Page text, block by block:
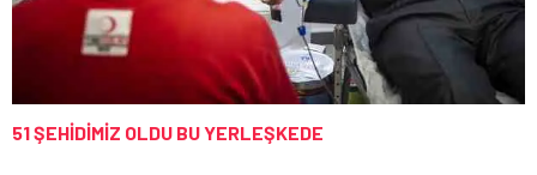
51 ŞEHİDİMİZ OLDU BU YERLEŞKEDE